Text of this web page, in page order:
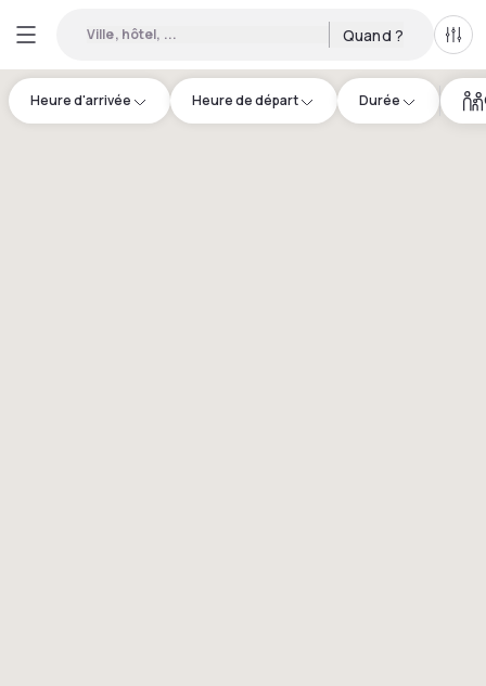
Ville, hôtel, ... Quand ?
Heure d'arrivée Heure de départ Durée